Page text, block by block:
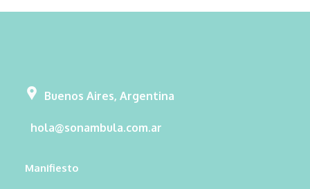
Buenos Aires, Argentina
hola@sonambula.com.ar
Manifiesto